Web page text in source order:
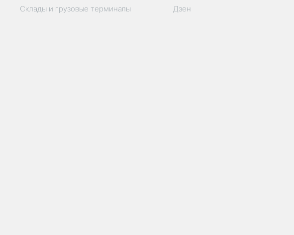
Склады и грузовые терминалы Дзен